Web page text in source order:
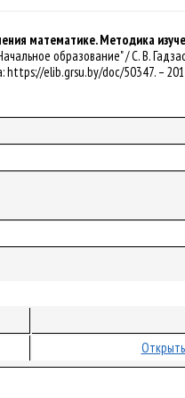
математике. Методика
образование" / С. В.
https://elib.grsu.by/doc/50347. –